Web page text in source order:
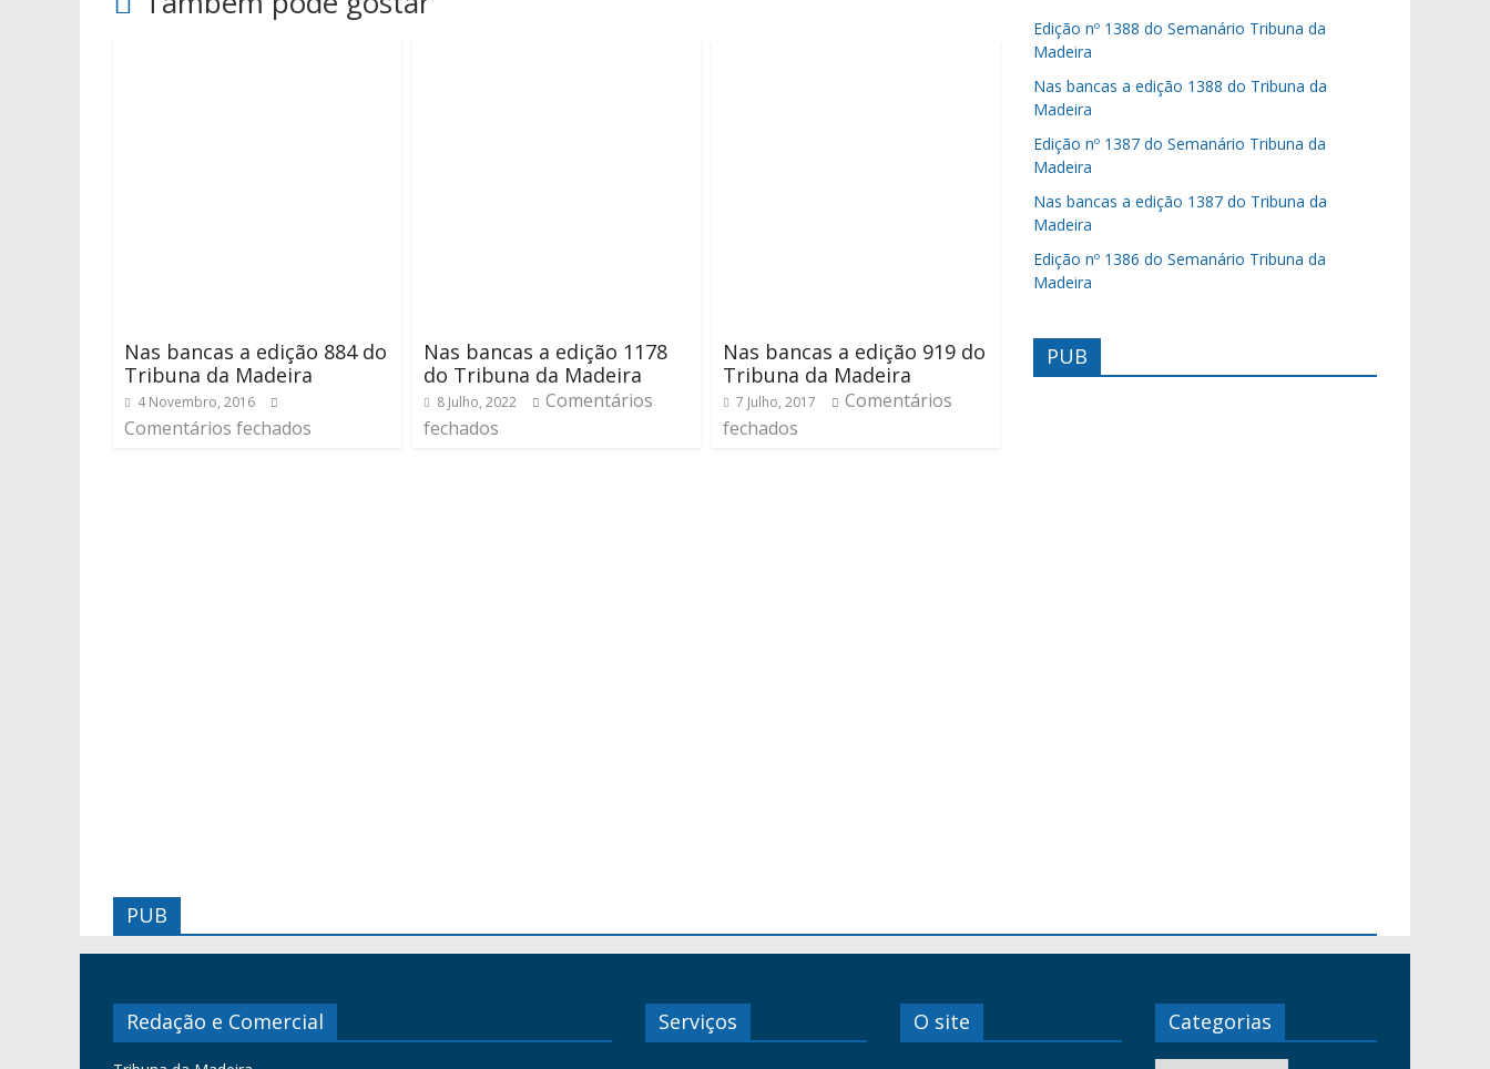
Nas bancas a edição 884 do
Tribuna da Madeira
4 Novembro, 2016
Comentários fechados
Nas bancas a edição 1178
do Tribuna da Madeira
8 Julho, 2022
Comentários
fechados
Nas bancas a edição 919 do
Tribuna da Madeira
7 Julho, 2017
Comentários
fechados
Edição nº 1388 do Semanário Tribuna da
Madeira
Nas bancas a edição 1388 do Tribuna da
Madeira
Edição nº 1387 do Semanário Tribuna da
Madeira
Nas bancas a edição 1387 do Tribuna da
Madeira
Edição nº 1386 do Semanário Tribuna da
Madeira
PUB
PUB
Redação e Comercial Serviços O site Categorias